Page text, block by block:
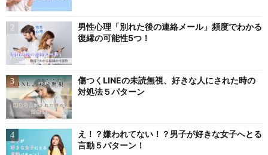
男性心理「別れた後の連絡メール」頻度でわかる
復縁の可能性5つ！
傷つくLINEの未読無視、好きな人にされた時の
対処法５パターン
え！？嫌われてない！？男子が好きな女子へとる
言動５パターン！